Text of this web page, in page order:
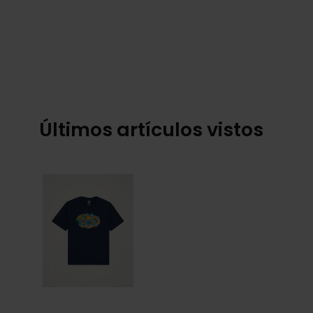
Últimos artículos vistos